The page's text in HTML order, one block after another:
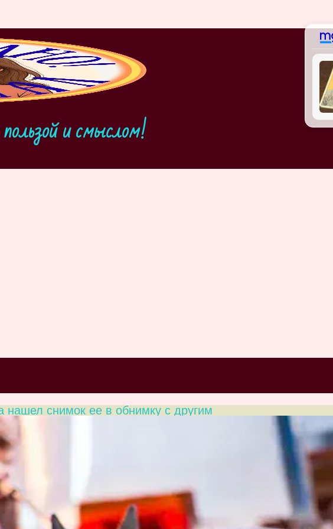
и смыслом!
снимок ее в обнимку с другим